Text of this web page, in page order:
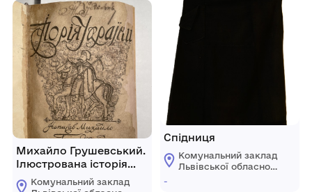
Михайло Грушевський.
Ілюстрована історія
України
Комунальний заклад
Спідниця
Комунальний заклад
Львівської обласної
-